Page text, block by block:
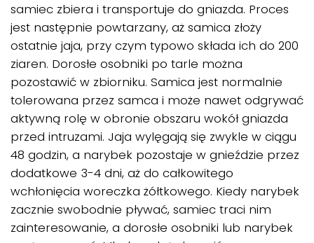
samiec zbiera i transportuje do gniazda. Proces
jest następnie powtarzany, aż samica złoży
ostatnie jaja, przy czym typowo składa ich do 200
ziaren. Dorosłe osobniki po tarle można
pozostawić w zbiorniku. Samica jest normalnie
tolerowana przez samca i może nawet odgrywać
aktywną rolę w obronie obszaru wokół gniazda
przed intruzami. Jaja wylęgają się zwykle w ciągu
48 godzin, a narybek pozostaje w gnieździe przez
dodatkowe 3-4 dni, aż do całkowitego
wchłonięcia woreczka żółtkowego. Kiedy narybek
zacznie swobodnie pływać, samiec traci nim
zainteresowanie, a dorosłe osobniki lub narybek